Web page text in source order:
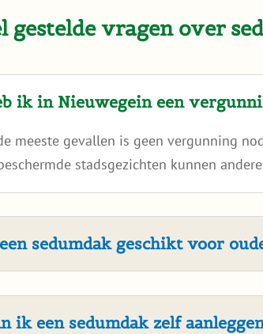
gestelde vragen over
ik in Nieuwegein een
meeste gevallen is geen vergunning
stadsgezichten kunnen
sedumdak geschikt voor
ik een sedumdak zelf